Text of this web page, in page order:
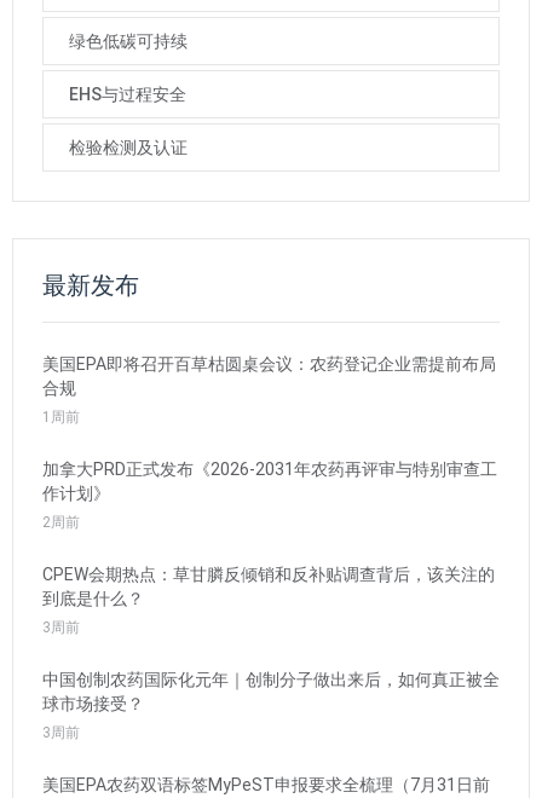
绿色低碳可持续
EHS与过程安全
检验检测及认证
最新发布
美国EPA即将召开百草枯圆桌会议：农药登记企业需提前布局
合规
1周前
加拿大PRD正式发布《2026-2031年农药再评审与特别审查工
作计划》
2周前
CPEW会期热点：草甘膦反倾销和反补贴调查背后，该关注的
到底是什么？
3周前
中国创制农药国际化元年｜创制分子做出来后，如何真正被全
球市场接受？
3周前
美国EPA农药双语标签MyPeST申报要求全梳理（7月31日前